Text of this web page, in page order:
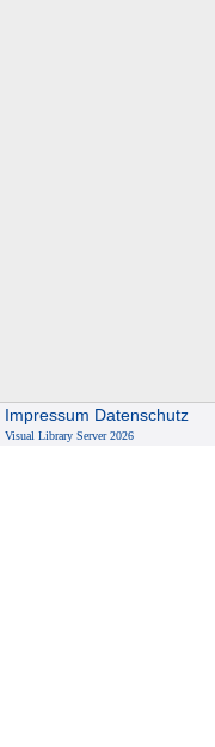
Impressum Datenschutz
Visual Library Server 2026